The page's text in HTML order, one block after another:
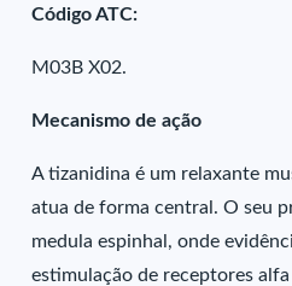
Código ATC:
M03B X02.
Mecanismo de ação
A tizanidina é um relaxante
atua de forma central. O seu
medula espinhal, onde
estimulação de receptores